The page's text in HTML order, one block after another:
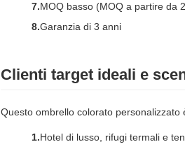
MOQ basso (MOQ a partire da
Garanzia di 3 anni
Clienti target ideali e
Questo ombrello colorato
Hotel di lusso, rifugi termali e